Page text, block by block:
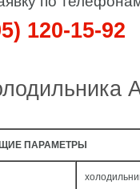
120-15-92
ПАРАМЕТРЫ